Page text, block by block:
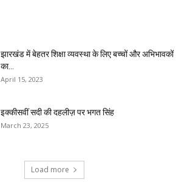
झारखंड में बेहतर शिक्षा व्यवस्था के लिए बच्चों और अभिभावकों
का...
April 15, 2023
इक्कीसवीं सदी की दहलीज़ पर भगत सिंह
March 23, 2025
Load more